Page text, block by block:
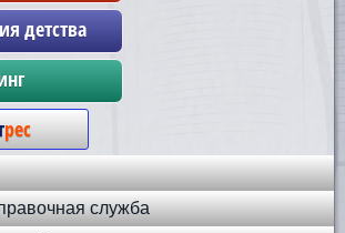
детства
рес
служба